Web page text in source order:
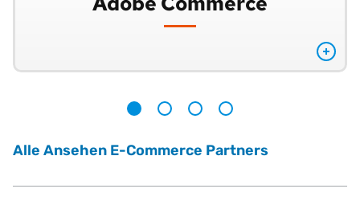
Alle Ansehen E-Commerce Partners